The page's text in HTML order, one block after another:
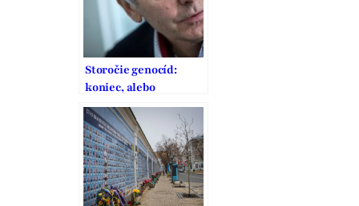
Storočie genocíd:
koniec, alebo
pokračovanie?